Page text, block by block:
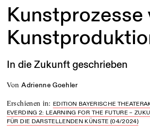
Kunstprozesse
In die Zukunft geschrieben
von Adrienne Goehler
Erschienen in: EDITION BAYERISCHE
EVERDING 2: LEARNING FOR THE FUTURE –
FÜR DIE DARSTELLENDEN KÜNSTE (04/2024)